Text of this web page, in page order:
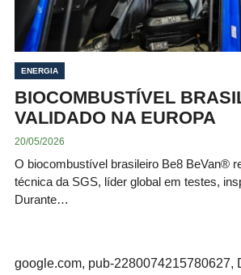
ENERGIA
BIOCOMBUSTÍVEL
VALIDADO NA EUROPA
20/05/2026
O biocombustível brasileiro Be8 BeVan®
técnica da SGS, líder global em testes,
Durante…
google.com, pub-2280074215780627,